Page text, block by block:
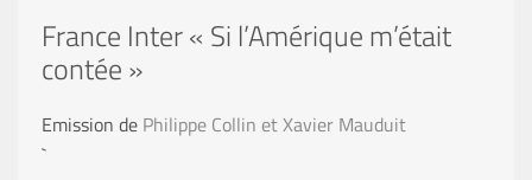
France Inter « Si l’Amérique m’était
contée »
Emission de Philippe Collin et Xavier Mauduit
`